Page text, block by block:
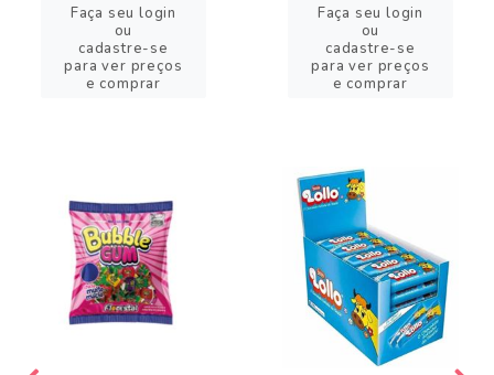
Faça seu login
ou
cadastre-se
para ver preços
e comprar
Faça seu login
ou
cadastre-se
para ver preços
e comprar